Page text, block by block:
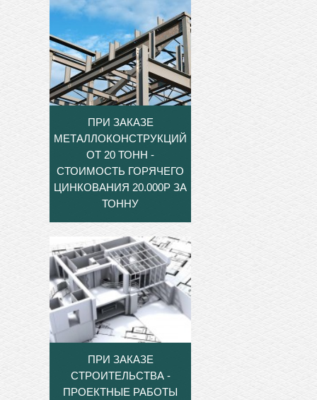
ПРИ ЗАКАЗЕ
МЕТАЛЛОКОНСТРУКЦИЙ
ОТ 20 ТОНН -
СТОИМОСТЬ ГОРЯЧЕГО
ЦИНКОВАНИЯ 20.000Р ЗА
ТОННУ
ПРИ ЗАКАЗЕ
СТРОИТЕЛЬСТВА -
ПРОЕКТНЫЕ РАБОТЫ